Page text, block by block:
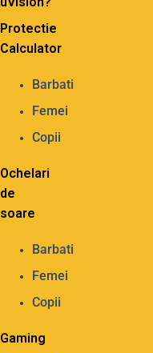
Protectie
Calculator
Barbati
Femei
Copii
Ochelari
de
soare
Barbati
Femei
Copii
Gaming